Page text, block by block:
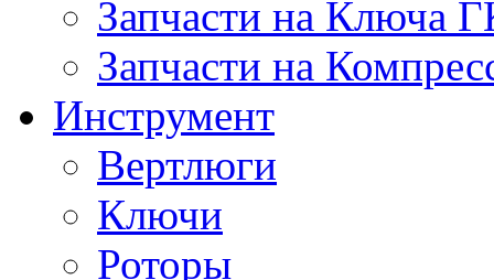
Запчасти на Ключа
Запчасти на
Инструмент
Вертлюги
Ключи
Роторы